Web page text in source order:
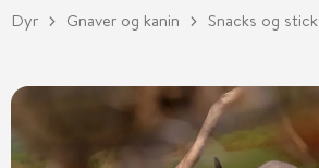
Dyr Gnaver og kanin Snacks og